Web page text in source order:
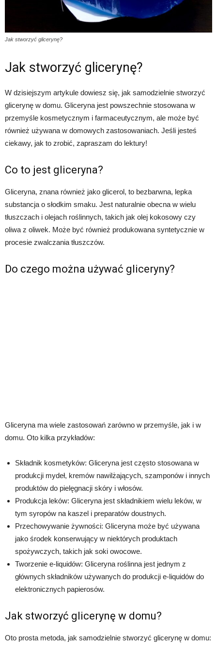
Jak stworzyć glicerynę?
Jak stworzyć glicerynę?
W dzisiejszym artykule dowiesz się, jak samodzielnie stworzyć
glicerynę w domu. Gliceryna jest powszechnie stosowana w
przemyśle kosmetycznym i farmaceutycznym, ale może być
również używana w domowych zastosowaniach. Jeśli jesteś
ciekawy, jak to zrobić, zapraszam do lektury!
Co to jest gliceryna?
Gliceryna, znana również jako glicerol, to bezbarwna, lepka
substancja o słodkim smaku. Jest naturalnie obecna w wielu
tłuszczach i olejach roślinnych, takich jak olej kokosowy czy
oliwa z oliwek. Może być również produkowana syntetycznie w
procesie zwalczania tłuszczów.
Do czego można używać gliceryny?
Gliceryna ma wiele zastosowań zarówno w przemyśle, jak i w
domu. Oto kilka przykładów:
Składnik kosmetyków: Gliceryna jest często stosowana w
produkcji mydeł, kremów nawilżających, szamponów i innych
produktów do pielęgnacji skóry i włosów.
Produkcja leków: Gliceryna jest składnikiem wielu leków, w
tym syropów na kaszel i preparatów doustnych.
Przechowywanie żywności: Gliceryna może być używana
jako środek konserwujący w niektórych produktach
spożywczych, takich jak soki owocowe.
Tworzenie e-liquidów: Gliceryna roślinna jest jednym z
głównych składników używanych do produkcji e-liquidów do
elektronicznych papierosów.
Jak stworzyć glicerynę w domu?
Oto prosta metoda, jak samodzielnie stworzyć glicerynę w domu: